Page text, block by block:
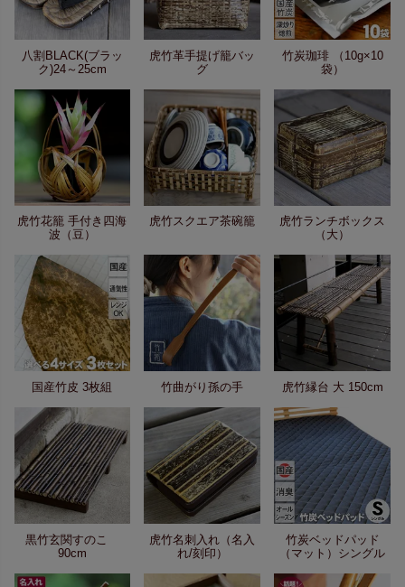
八割BLACK(ブラッ
ク)24～25cm
虎竹革手提げ籠バッ
グ
竹炭珈琲 （10g×10
袋）
虎竹花籠 手付き四海
波（豆）
虎竹スクエア茶碗籠
虎竹ランチボックス
（大）
国産竹皮 3枚組 竹曲がり孫の手 虎竹縁台 大 150cm
黒竹玄関すのこ
90cm
虎竹名刺入れ（名入
れ/刻印）
竹炭ベッドパッド
（マット）シングル